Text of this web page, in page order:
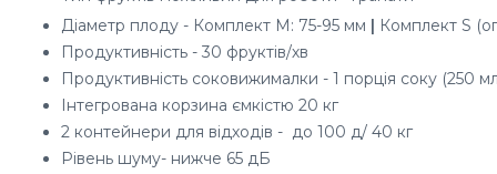
Діаметр плоду - Комплект M: 75-95 мм | Комплект S
Продуктивність - 30 фруктів/хв
Продуктивність соковижималки - 1 порція соку (250
Інтегрована корзина ємкістю 20 кг
2 контейнери для відходів - до 100 д/ 40 кг
Рівень шуму- нижче 65 дБ